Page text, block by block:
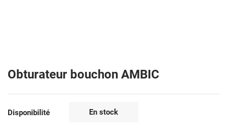
Obturateur bouchon AMBIC
Disponibilité En stock